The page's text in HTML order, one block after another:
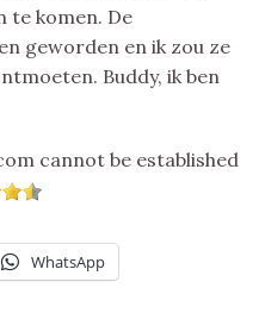
te komen. De
geworden en ik zou ze
Buddy, ik ben
cannot be established
WhatsApp